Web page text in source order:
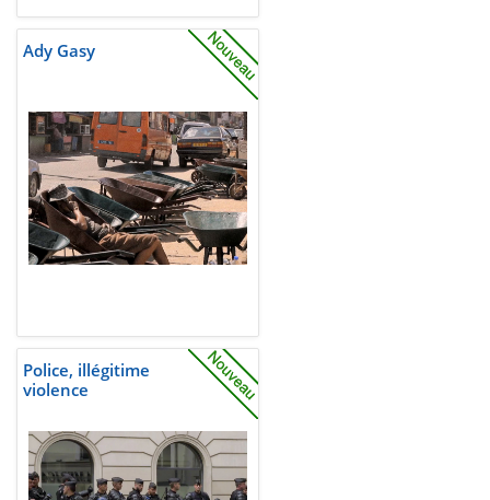
Ady Gasy
Police, illégitime
violence